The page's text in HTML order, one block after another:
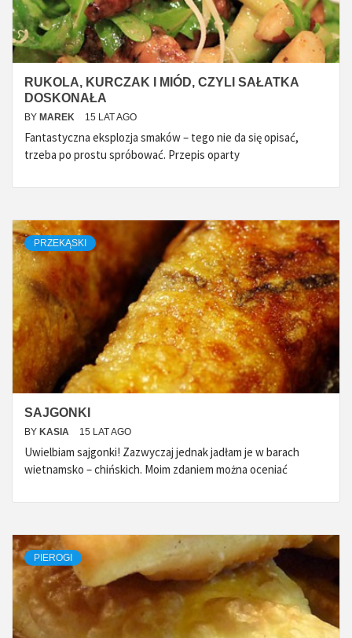
RUKOLA, KURCZAK I MIÓD, CZYLI SAŁATKA
DOSKONAŁA
BY MAREK 15 LAT AGO
Fantastyczna eksplozja smaków – tego nie da się opisać,
trzeba po prostu spróbować. Przepis oparty
PRZEKĄSKI
SAJGONKI
BY KASIA 15 LAT AGO
Uwielbiam sajgonki! Zazwyczaj jednak jadłam je w barach
wietnamsko – chińskich. Moim zdaniem można oceniać
PIEROGI